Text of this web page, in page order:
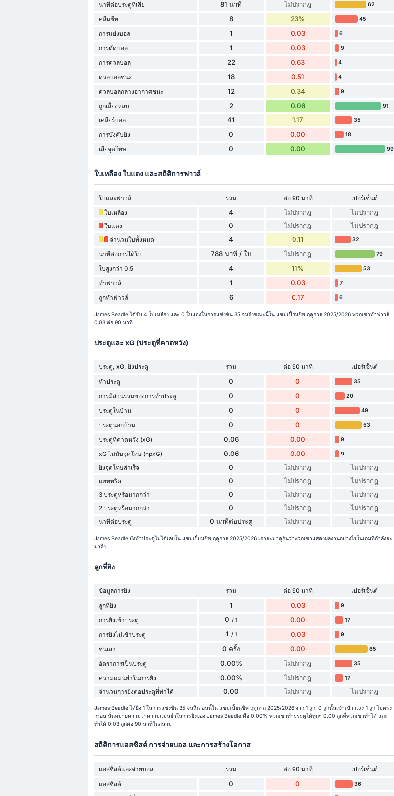
นาทีต่อประตูที่เสีย 81 นาที ไม่ปรากฎ 62
คลีนชีท 8 23% 45
การแย่งบอล 1 0.03 6
การตัดบอล 1 0.03 9
การดวลบอล 22 0.63 4
ดวลบอลชนะ 18 0.51 4
ดวลบอลกลางอากาศชนะ 12 0.34 9
ถูกเลี้ยงหลบ 2 0.06 91
เคลียร์บอล 41 1.17 35
การบังคับยิง 0 0.00 18
เสียจุดโทษ 0 0.00 99
ใบเหลือง ใบแดง และสถิติการฟาวล์
ใบและฟาวล์ รวม ต่อ 90 นาที
เปอร์เซ็นต์
ใบเหลือง
4 ไม่ปรากฎ ไม่ปรากฎ
ใบแดง 0 ไม่ปรากฎ ไม่ปรากฎ
จำนวนใบทั้งหมด 4 0.11 32
นาทีต่อการได้ใบ 788 นาที / ใบ ไม่ปรากฎ 79
ใบสูงกว่า 0.5 4 11% 53
ทำฟาวล์ 1 0.03 7
ถูกทำฟาวล์ 6 0.17 6
James Beadle ได้รับ 4 ใบเหลือง และ 0 ใบแดงในการแข่งขัน 35 จนถึงขณะนี้ใน แชมเปี้ยนชิพ ฤดูกาล 2025/2026 พวกเขาทำฟาวล์
0.03 ต่อ 90 นาที
ประตูและ xG (ประตูที่คาดหวัง)
ประตู, xG, ยิงประตู รวม ต่อ 90 นาที
เปอร์เซ็นต์
ทำประตู
0 0 35
การมีส่วนร่วมของการทำประตู 0 0 20
ประตูในบ้าน 0 0 49
ประตูนอกบ้าน 0 0 53
ประตูที่คาดหวัง (xG) 0.06 0.00 9
xG ไม่นับจุดโทษ (npxG) 0.06 0.00 9
ยิงจุดโทษสำเร็จ 0 ไม่ปรากฎ ไม่ปรากฎ
แฮททริค 0 ไม่ปรากฎ ไม่ปรากฎ
3 ประตูหรือมากกว่า 0 ไม่ปรากฎ ไม่ปรากฎ
2 ประตูหรือมากกว่า 0 ไม่ปรากฎ ไม่ปรากฎ
นาทีต่อประตู 0 นาทีต่อประตู ไม่ปรากฎ ไม่ปรากฎ
James Beadle ยังทำประตูไม่ได้เลยใน แชมเปี้ยนชิพ ฤดูกาล 2025/2026 เราจะมาดูกันว่าพวกเขาแสดงผลงานอย่างไรในเกมที่กำลังจะ
มาถึง
ลูกที่ยิง
ข้อมูลการยิง รวม ต่อ 90 นาที
เปอร์เซ็นต์
ลูกที่ยิง
1 0.03 9
การยิงเข้าประตู 0 / 1 0.00 17
การยิงไม่เข้าประตู 1 / 1 0.03 9
ชนเสา 0 ครั้ง 0.00 65
อัตราการเป็นประตู 0.00% ไม่ปรากฎ 35
ความแม่นยำในการยิง 0.00% ไม่ปรากฎ 17
จำนวนการยิงต่อประตูที่ทำได้ 0.00 ไม่ปรากฎ ไม่ปรากฎ
James Beadle ได้ยิง 1 ในการแข่งขัน 35 จนถึงตอนนี้ใน แชมเปี้ยนชิพ ฤดูกาล 2025/2026 จาก 1 ลูก, 0 ลูกนั้นเข้าเป้า และ 1 ลูก ไม่ตรง
กรอบ นั่นหมายความว่าความแม่นยำในการยิงของ James Beadle คือ 0.00% พวกเขาทำประตูได้ทุกๆ 0.00 ลูกที่พวกเขาทำได้ และ
ทำได้ 0.03 ลูกต่อ 90 นาทีในสนาม
สถิติการแอสซิสต์ การจ่ายบอล และการสร้างโอกาส
แอสซิสต์และจ่ายบอล รวม ต่อ 90 นาที
เปอร์เซ็นต์
แอสซิสต์
0 0 36